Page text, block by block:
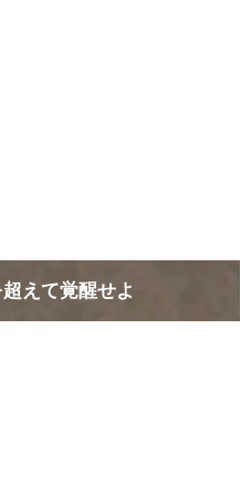
えて覚醒せよ